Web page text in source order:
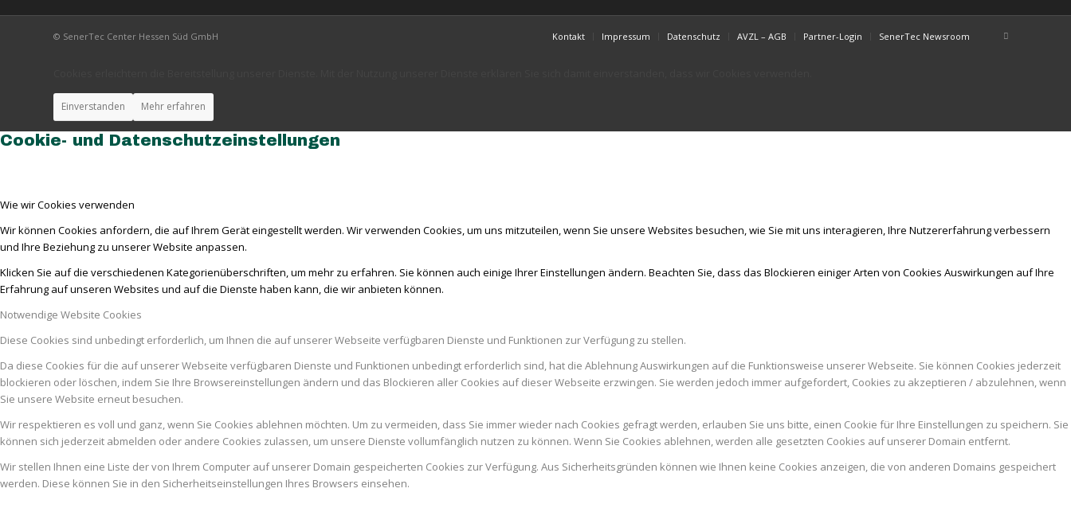
© SenerTec Center Hessen Süd GmbH Kontakt Impressum Datenschutz AVZL – AGB Partner-Login SenerTec Newsroom
Einverstanden Mehr erfahren
Cookie- und Datenschutzeinstellungen
Wie wir Cookies verwenden
Wir können Cookies anfordern, die auf Ihrem Gerät eingestellt werden. Wir verwenden Cookies, um uns mitzuteilen, wenn Sie unsere Websites besuchen, wie Sie mit uns interagieren, Ihre Nutzererfahrung verbessern
und Ihre Beziehung zu unserer Website anpassen.
Klicken Sie auf die verschiedenen Kategorienüberschriften, um mehr zu erfahren. Sie können auch einige Ihrer Einstellungen ändern. Beachten Sie, dass das Blockieren einiger Arten von Cookies Auswirkungen auf Ihre
Erfahrung auf unseren Websites und auf die Dienste haben kann, die wir anbieten können.
Notwendige Website Cookies
Diese Cookies sind unbedingt erforderlich, um Ihnen die auf unserer Webseite verfügbaren Dienste und Funktionen zur Verfügung zu stellen.
Da diese Cookies für die auf unserer Webseite verfügbaren Dienste und Funktionen unbedingt erforderlich sind, hat die Ablehnung Auswirkungen auf die Funktionsweise unserer Webseite. Sie können Cookies jederzeit
blockieren oder löschen, indem Sie Ihre Browsereinstellungen ändern und das Blockieren aller Cookies auf dieser Webseite erzwingen. Sie werden jedoch immer aufgefordert, Cookies zu akzeptieren / abzulehnen, wenn
Sie unsere Website erneut besuchen.
Wir respektieren es voll und ganz, wenn Sie Cookies ablehnen möchten. Um zu vermeiden, dass Sie immer wieder nach Cookies gefragt werden, erlauben Sie uns bitte, einen Cookie für Ihre Einstellungen zu speichern. Sie
können sich jederzeit abmelden oder andere Cookies zulassen, um unsere Dienste vollumfänglich nutzen zu können. Wenn Sie Cookies ablehnen, werden alle gesetzten Cookies auf unserer Domain entfernt.
Wir stellen Ihnen eine Liste der von Ihrem Computer auf unserer Domain gespeicherten Cookies zur Verfügung. Aus Sicherheitsgründen können wie Ihnen keine Cookies anzeigen, die von anderen Domains gespeichert
werden. Diese können Sie in den Sicherheitseinstellungen Ihres Browsers einsehen.